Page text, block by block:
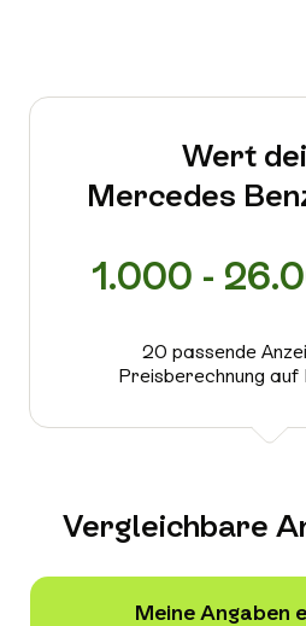
Wert
Mercedes
1.000 -
20 passende
Preisberechnung auf
Vergleichbare
Meine Angaben